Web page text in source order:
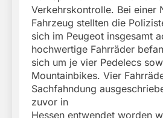
Verkehrskontrolle. Bei einer
Fahrzeug stellten die
sich im Peugeot insgesamt
hochwertige Fahrräder
sich um je vier Pedelecs
Mountainbikes. Vier
Sachfahndung
zuvor in
Hessen entwendet worden